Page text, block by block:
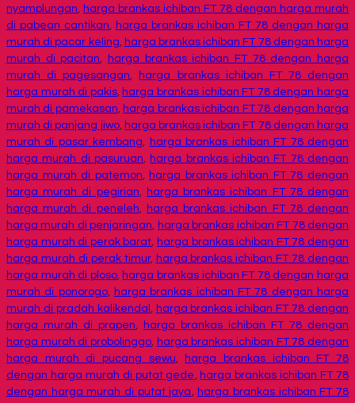
nyamplungan, harga brankas ichiban FT 78 dengan harga murah
di pabean cantikan, harga brankas ichiban FT 78 dengan harga
murah di pacar keling, harga brankas ichiban FT 78 dengan harga
murah di pacitan,
harga brankas ichiban FT 78 dengan harga
murah di pagesangan,
harga brankas ichiban FT 78 dengan
harga murah di pakis, harga brankas ichiban FT 78 dengan harga
murah di pamekasan, harga brankas ichiban FT 78 dengan harga
murah di panjang jiwo, harga brankas ichiban FT 78 dengan harga
murah di pasar kembang, harga brankas ichiban FT 78 dengan
harga murah di pasuruan, harga brankas ichiban FT 78 dengan
harga murah di patemon, harga brankas ichiban FT 78 dengan
harga murah di pegirian, harga brankas ichiban FT 78 dengan
harga murah di peneleh, harga brankas ichiban FT 78 dengan
harga murah di penjaringan, harga brankas ichiban FT 78 dengan
harga murah di perak barat, harga brankas ichiban FT 78 dengan
harga murah di perak timur, harga brankas ichiban FT 78 dengan
harga murah di ploso, harga brankas ichiban FT 78 dengan harga
murah di ponorogo, harga brankas ichiban FT 78 dengan harga
murah di pradah kalikendal , harga brankas ichiban FT 78 dengan
harga murah di prapen,
harga brankas ichiban FT 78 dengan
harga murah di probolinggo, harga brankas ichiban FT 78 dengan
harga murah di pucang sewu,
harga brankas ichiban FT 78
dengan harga murah di putat gede, harga brankas ichiban FT 78
dengan harga murah di putat jaya, harga brankas ichiban FT 78